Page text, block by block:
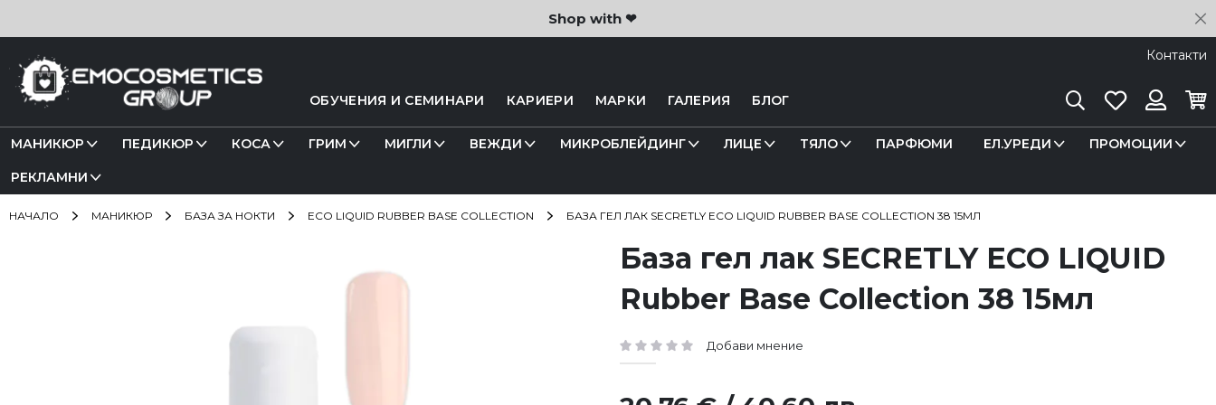
Shop with ❤
Прескачане
към
съдържанието
Контакти
ОБУЧЕНИЯ И СЕМИНАРИ КАРИЕРИ МАРКИ ГАЛЕРИЯ БЛОГ
ТърсенеЛюбими
МАНИКЮР ПЕДИКЮР КОСА ГРИМ МИГЛИ ВЕЖДИ МИКРОБЛЕЙДИНГ ЛИЦЕ ТЯЛО ПАРФЮМИ ЕЛ.УРЕДИ ПРОМОЦИИ
РЕКЛАМНИ
НАЧАЛО МАНИКЮР БАЗА ЗА НОКТИ ECO LIQUID RUBBER BASE COLLECTION БАЗА ГЕЛ ЛАК SECRETLY ECO LIQUID RUBBER BASE COLLECTION 38 15МЛ
База гел лак SECRETLY ECO LIQUID
Rubber Base Collection 38 15мл
рейтинг: Добави мнение